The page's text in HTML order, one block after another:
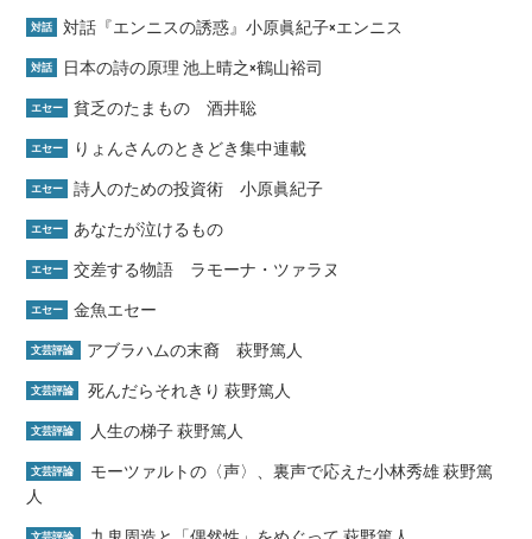
対話 対話『エンニスの誘惑』小原眞紀子×エンニス
対話 日本の詩の原理 池上晴之×鶴山裕司
エセー 貧乏のたまもの 酒井聡
エセー りょんさんのときどき集中連載
エセー 詩人のための投資術 小原眞紀子
エセー あなたが泣けるもの
エセー 交差する物語 ラモーナ・ツァラヌ
エセー 金魚エセー
文芸評論 アブラハムの末裔 萩野篤人
文芸評論 死んだらそれきり 萩野篤人
文芸評論 人生の梯子 萩野篤人
文芸評論
モーツァルトの〈声〉、裏声で応えた小林秀雄 萩野篤
人